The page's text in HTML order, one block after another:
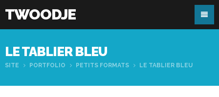
TWOODJE
LE TABLIER BLEU
SITE PORTFOLIO PETITS FORMATS LE TABLIER BLEU